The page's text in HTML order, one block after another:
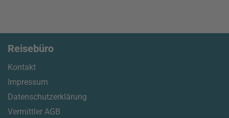
Reisebüro
Kontakt
Impressum
Datenschutzerklärung
Vermittler AGB